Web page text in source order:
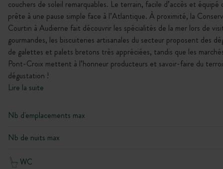
couchers de soleil remarquables. Le terrain, facile d’accès et équipé
prête à une pause simple face à l’Atlantique. À proximité, la
Courtin à Audierne fait découvrir les spécialités de la mer lors de
gourmandes, les biscuiteries artisanales du secteur proposent des
de galettes et palets bretons très appréciées, tandis que les
Pont-Croix mettent à l’honneur producteurs et savoir-faire du
dégustation !
Lire la suite
Nb d'emplacements max
Nb de nuits max
WC